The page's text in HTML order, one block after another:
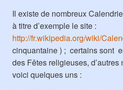
Il existe de nombreux
à titre d’exemple le site :
http://fr.wikipedia.org/wiki/
cinquantaine ) ; certains sont
des Fêtes religieuses,
voici quelques uns :